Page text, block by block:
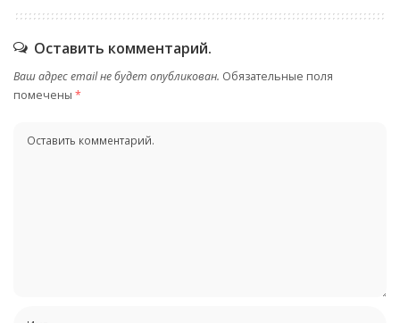
Оставить комментарий.
Ваш адрес email не будет опубликован. Обязательные поля
помечены *